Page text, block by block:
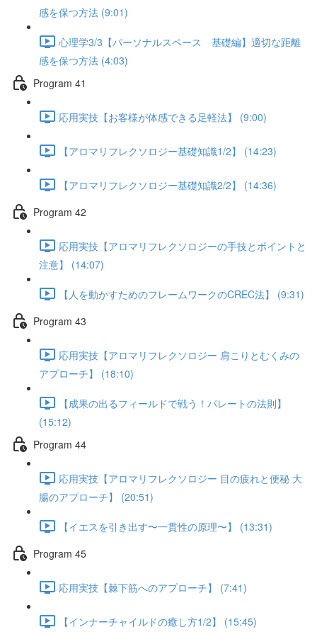
感を保つ方法 (9:01)
心理学3/3【パーソナルスペース 基礎編】適切な距離
感を保つ方法 (4:03)
Program 41
応用実技【お客様が体感できる足軽法】 (9:00)
【アロマリフレクソロジー基礎知識1/2】 (14:23)
【アロマリフレクソロジー基礎知識2/2】 (14:36)
Program 42
応用実技【アロマリフレクソロジーの手技とポイントと
注意】 (14:07)
【人を動かすためのフレームワークのCREC法】 (9:31)
Program 43
応用実技【アロマリフレクソロジー 肩こりとむくみの
アプローチ】 (18:10)
【成果の出るフィールドで戦う！パレートの法則】
(15:12)
Program 44
応用実技【アロマリフレクソロジー 目の疲れと便秘 大
腸のアプローチ】 (20:51)
【イエスを引き出す〜一貫性の原理〜】 (13:31)
Program 45
応用実技【棘下筋へのアプローチ】 (7:41)
【インナーチャイルドの癒し方1/2】 (15:45)